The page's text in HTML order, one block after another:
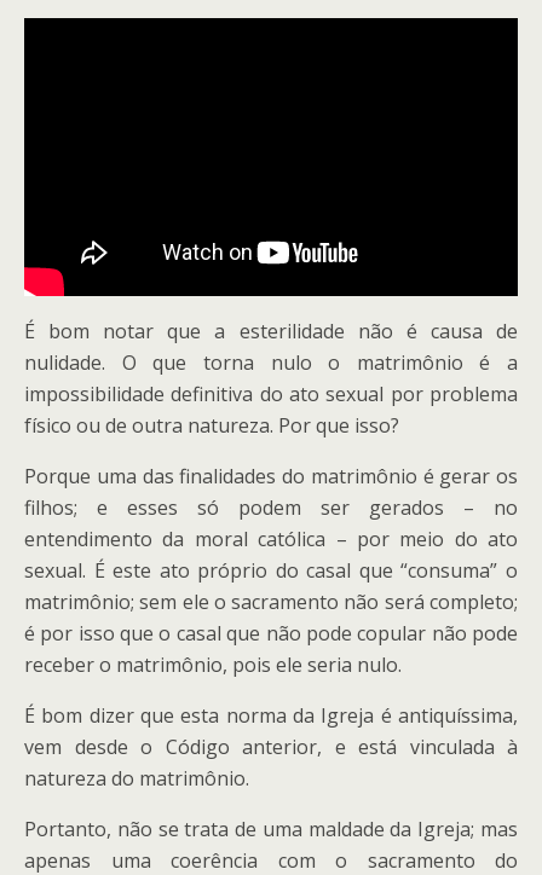
É bom notar que a esterilidade não é causa de
nulidade. O que torna nulo o matrimônio é a
impossibilidade definitiva do ato sexual por problema
físico ou de outra natureza. Por que isso?
Porque uma das finalidades do matrimônio é gerar os
filhos; e esses só podem ser gerados – no
entendimento da moral católica – por meio do ato
sexual. É este ato próprio do casal que “consuma” o
matrimônio; sem ele o sacramento não será completo;
é por isso que o casal que não pode copular não pode
receber o matrimônio, pois ele seria nulo.
É bom dizer que esta norma da Igreja é antiquíssima,
vem desde o Código anterior, e está vinculada à
natureza do matrimônio.
Portanto, não se trata de uma maldade da Igreja; mas
apenas uma coerência com o sacramento do